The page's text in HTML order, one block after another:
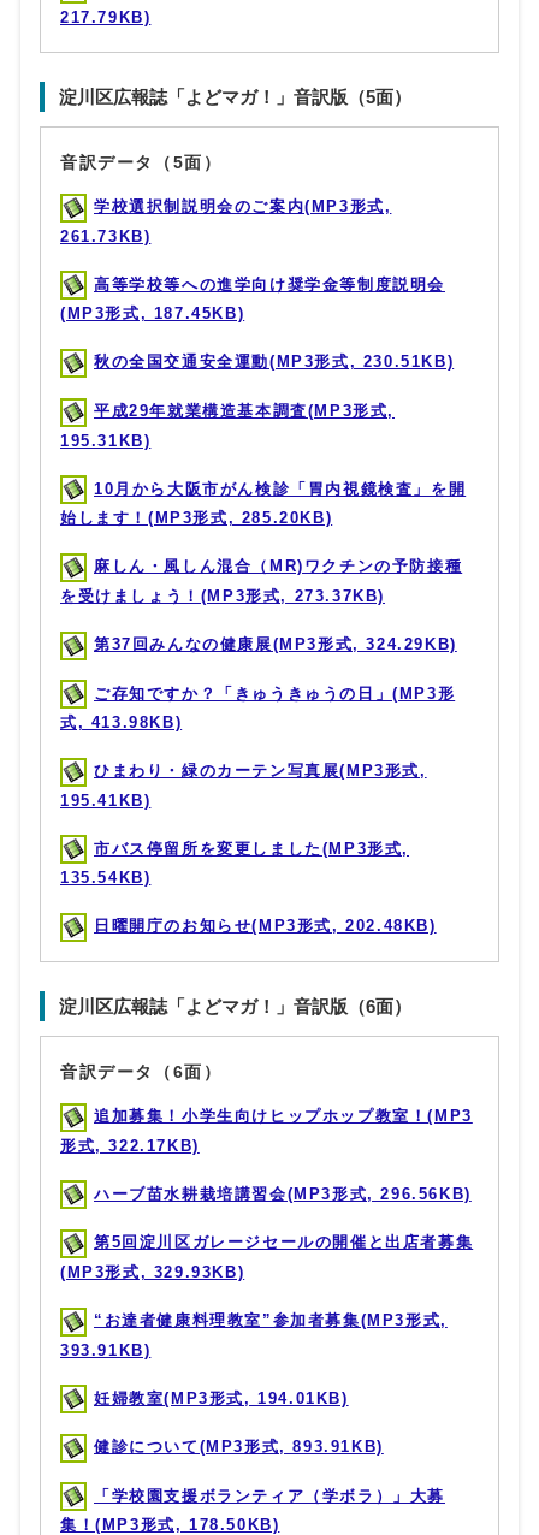
217.79KB)
淀川区広報誌「よどマガ！」音訳版（5面）
音訳データ（5面）
学校選択制説明会のご案内(MP3形式,
261.73KB)
高等学校等への進学向け奨学金等制度説明会
(MP3形式, 187.45KB)
秋の全国交通安全運動(MP3形式, 230.51KB)
平成29年就業構造基本調査(MP3形式,
195.31KB)
10月から大阪市がん検診「胃内視鏡検査」を開
始します！(MP3形式, 285.20KB)
麻しん・風しん混合（MR)ワクチンの予防接種
を受けましょう！(MP3形式, 273.37KB)
第37回みんなの健康展(MP3形式, 324.29KB)
ご存知ですか？「きゅうきゅうの日」(MP3形
式, 413.98KB)
ひまわり・緑のカーテン写真展(MP3形式,
195.41KB)
市バス停留所を変更しました(MP3形式,
135.54KB)
日曜開庁のお知らせ(MP3形式, 202.48KB)
淀川区広報誌「よどマガ！」音訳版（6面）
音訳データ（6面）
追加募集！小学生向けヒップホップ教室！(MP3
形式, 322.17KB)
ハーブ苗水耕栽培講習会(MP3形式, 296.56KB)
第5回淀川区ガレージセールの開催と出店者募集
(MP3形式, 329.93KB)
“お達者健康料理教室”参加者募集(MP3形式,
393.91KB)
妊婦教室(MP3形式, 194.01KB)
健診について(MP3形式, 893.91KB)
「学校園支援ボランティア（学ボラ）」大募
集！(MP3形式, 178.50KB)